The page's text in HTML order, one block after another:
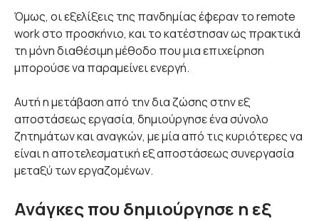
Όμως, οι εξελίξεις της πανδημίας έφεραν το remote
work στο προσκήνιο, και το κατέστησαν ως πρακτικά
τη μόνη διαθέσιμη μέθοδο που μια επιχείρηση
μπορούσε να παραμείνει ενεργή.
Αυτή η μετάβαση από την δια ζώσης στην εξ
αποστάσεως εργασία, δημιούργησε ένα σύνολο
ζητημάτων και αναγκών, με μία από τις κυριότερες να
είναι η αποτελεσματική εξ αποστάσεως συνεργασία
μεταξύ των εργαζομένων.
Ανάγκες που δημιούργησε η εξ